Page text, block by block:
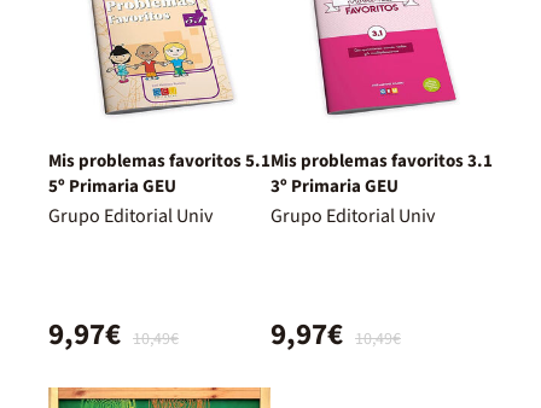
Mis problemas favoritos 5.1
5º Primaria GEU
Grupo Editorial Univ
10,49€
9,97€
Mis problemas favoritos 3.1
3º Primaria GEU
Grupo Editorial Univ
10,49€
9,97€